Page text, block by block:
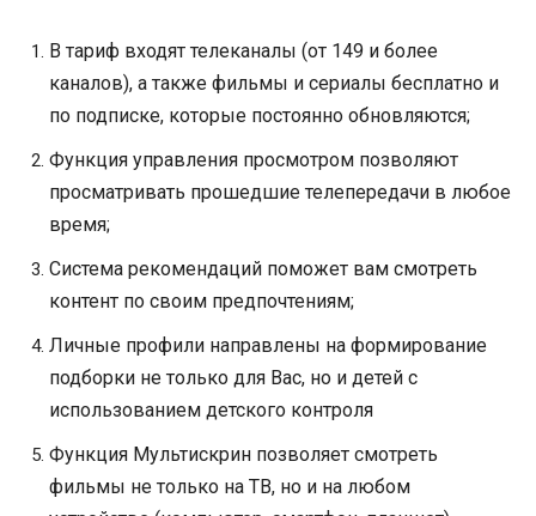
В тариф входят телеканалы (от 149 и более
каналов), а также фильмы и сериалы бесплатно и
по подписке, которые постоянно обновляются;
Функция управления просмотром позволяют
просматривать прошедшие телепередачи в любое
время;
Система рекомендаций поможет вам смотреть
контент по своим предпочтениям;
Личные профили направлены на формирование
подборки не только для Вас, но и детей с
использованием детского контроля
Функция Мультискрин позволяет смотреть
фильмы не только на ТВ, но и на любом